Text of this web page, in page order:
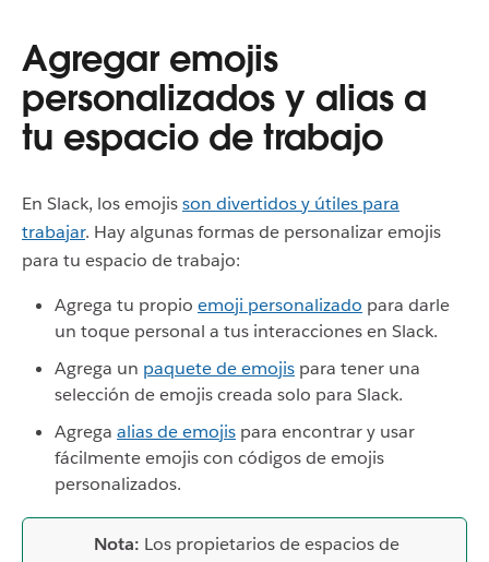
Agregar emojis
personalizados y alias a
tu espacio de trabajo
En Slack, los emojisson divertidos y útiles para
trabajar. Hay algunas formas de personalizar emojis
para tu espacio de trabajo:
Agrega tu propio emoji personalizado para darle
un toque personal a tus interacciones en Slack.
Agrega un paquete de emojis para tener una
selección de emojis creada solo para Slack.
Agrega alias de emojis para encontrar y usar
fácilmente emojis con códigos de emojis
personalizados.
Nota: Los propietarios de espacios de